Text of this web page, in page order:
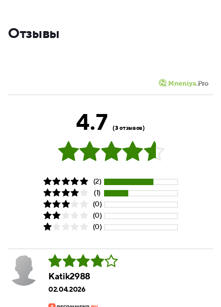
Отзывы
4.7 (3 отзывов)
(2)
(1)
(0)
(0)
(0)
Katik2988
02.04.2026